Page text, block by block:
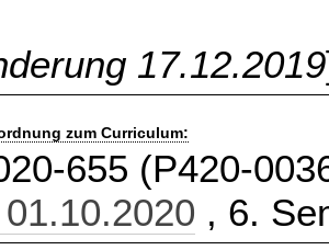
17.12.2019
zum Curriculum:
655 (P420-
, 6.